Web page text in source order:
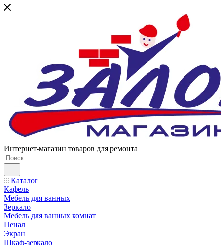
Интернет-магазин товаров для ремонта
Каталог
Кафель
Мебель для ванных
Зеркало
Мебель для ванных комнат
Пенал
Экран
Шкаф-зеркало